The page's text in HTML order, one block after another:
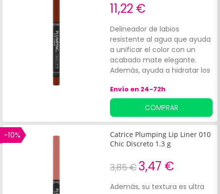
11,22 €
Delineador de labios
resistente al agua que ayuda
a unificar el color con un
acabado mate elegante.
Además, ayuda a hidratar los
en aceite de menta. Sus
ingredientes brindan un
efecto de relleno y perfilan
los labios con líneas finas y
de larga duración.
Envío en 24-72h
COMPRAR
-10%
Catrice Plumping Lip Liner 010
Chic Discreto 1.3 g
3,85 € 3,47 €
Además, su textura es ultra